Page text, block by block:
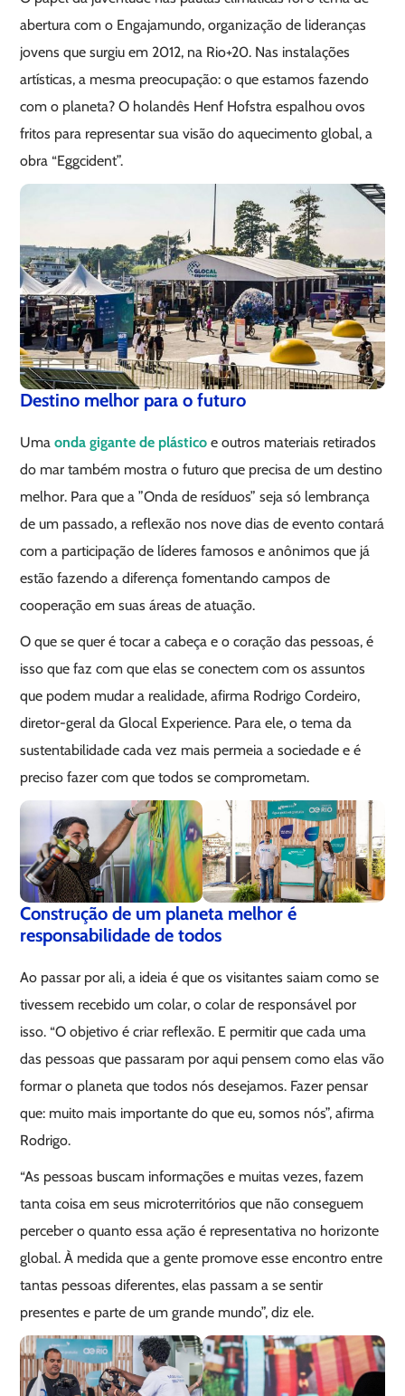
abertura com o Engajamundo, organização de lideranças
jovens que surgiu em 2012, na Rio+20. Nas instalações
artísticas, a mesma preocupação: o que estamos fazendo
com o planeta? O holandês Henf Hofstra espalhou ovos
fritos para representar sua visão do aquecimento global, a
obra “Eggcident”.
Destino melhor para o futuro
Umaonda gigante de plásticoe outros materiais retirados
do mar também mostra o futuro que precisa de um destino
melhor. Para que a ”Onda de resíduos” seja só lembrança
de um passado, a reflexão nos nove dias de evento contará
com a participação de líderes famosos e anônimos que já
estão fazendo a diferença fomentando campos de
cooperação em suas áreas de atuação.
O que se quer é tocar a cabeça e o coração das pessoas, é
isso que faz com que elas se conectem com os assuntos
que podem mudar a realidade, afirma Rodrigo Cordeiro,
diretor-geral da Glocal Experience. Para ele, o tema da
sustentabilidade cada vez mais permeia a sociedade e é
preciso fazer com que todos se comprometam.
Construção de um planeta melhor é
responsabilidade de todos
Ao passar por ali, a ideia é que os visitantes saiam como se
tivessem recebido um colar, o colar de responsável por
isso. “O objetivo é criar reflexão. E permitir que cada uma
das pessoas que passaram por aqui pensem como elas vão
formar o planeta que todos nós desejamos. Fazer pensar
que: muito mais importante do que eu, somos nós”, afirma
Rodrigo.
“As pessoas buscam informações e muitas vezes, fazem
tanta coisa em seus microterritórios que não conseguem
perceber o quanto essa ação é representativa no horizonte
global. À medida que a gente promove esse encontro entre
tantas pessoas diferentes, elas passam a se sentir
presentes e parte de um grande mundo”, diz ele.